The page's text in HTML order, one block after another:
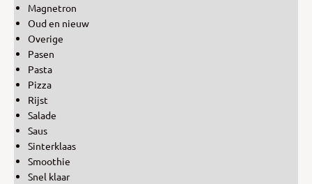
Magnetron
Oud en nieuw
Overige
Pasen
Pasta
Pizza
Rijst
Salade
Saus
Sinterklaas
Smoothie
Snel klaar